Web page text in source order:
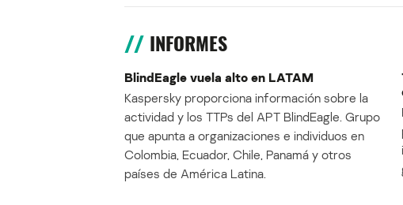
INFORMES
BlindEagle vuela alto en LATAM
Kaspersky proporciona información sobre la
actividad y los TTPs del APT BlindEagle. Grupo
que apunta a organizaciones e individuos en
Colombia, Ecuador, Chile, Panamá y otros
países de América Latina.